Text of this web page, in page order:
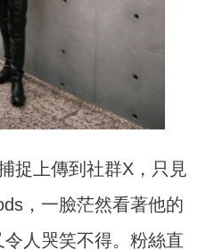
捉上傳到社群X，只見
，一臉茫然看著他的
人哭笑不得。粉絲直